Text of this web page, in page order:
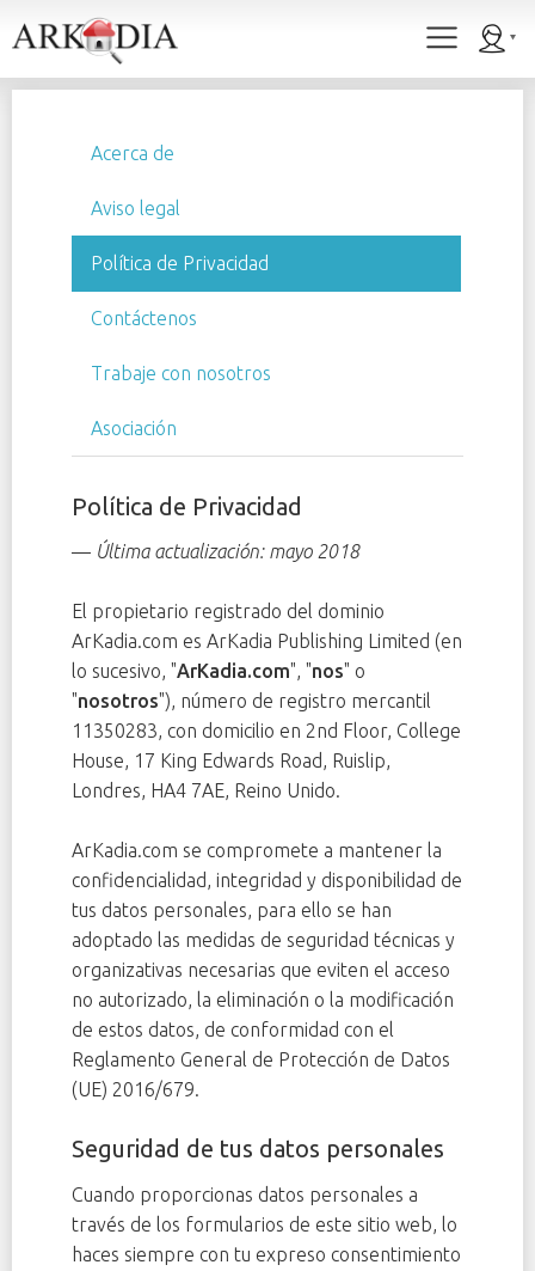
Acerca de
Aviso legal
Política de Privacidad
Contáctenos
Trabaje con nosotros
Asociación
Política de Privacidad
— Última actualización: mayo 2018
El propietario registrado del dominio
ArKadia.com es ArKadia Publishing Limited (en
lo sucesivo, "ArKadia.com", "nos" o
"nosotros"), número de registro mercantil
11350283, con domicilio en 2nd Floor, College
House, 17 King Edwards Road, Ruislip,
Londres, HA4 7AE, Reino Unido.
ArKadia.com se compromete a mantener la
confidencialidad, integridad y disponibilidad de
tus datos personales, para ello se han
adoptado las medidas de seguridad técnicas y
organizativas necesarias que eviten el acceso
no autorizado, la eliminación o la modificación
de estos datos, de conformidad con el
Reglamento General de Protección de Datos
(UE) 2016/679.
Seguridad de tus datos personales
Cuando proporcionas datos personales a
través de los formularios de este sitio web, lo
haces siempre con tu expreso consentimiento